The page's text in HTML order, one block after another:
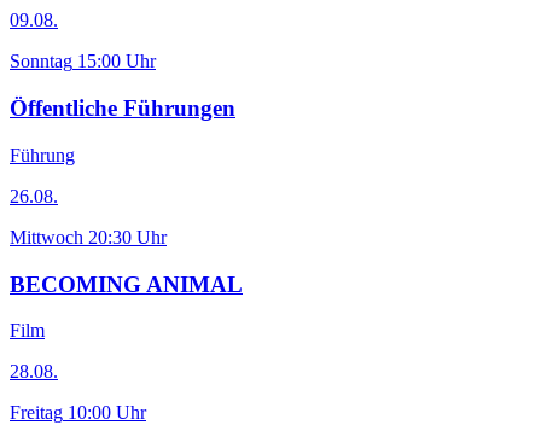
09.08.
Sonntag 15:00 Uhr
Öffentliche Führungen
Führung
26.08.
Mittwoch 20:30 Uhr
BECOMING ANIMAL
Film
28.08.
Freitag 10:00 Uhr